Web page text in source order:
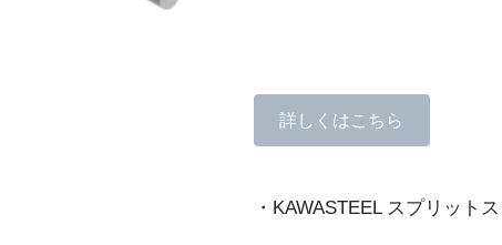
詳しくはこちら
・KAWASTEEL スプリット